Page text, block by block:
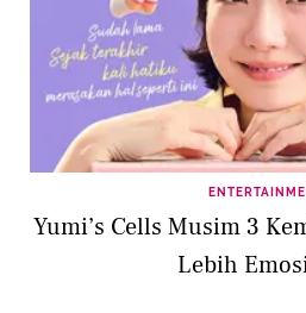
Yumi’s Cells Musim 3
Lebih